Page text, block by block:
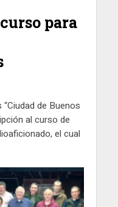
para
de Buenos
al curso de
el cual